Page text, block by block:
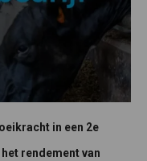
in een 2e
rendement van